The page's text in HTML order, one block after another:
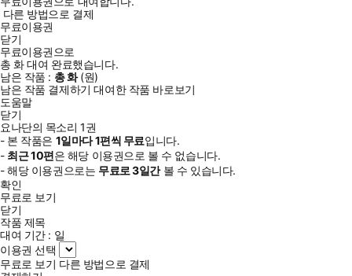
다른 방법으로 결제
무료이용권
닫기
무료이용권으로
총 화대여 완료했습니다.
남은 작품 : 총화(원)
남은 작품 결제하기 대여한 작품 바로보기
도움말
닫기
요나단의 목소리 1권
- 본 작품은 1일마다1편씩 무료입니다.
- 최근10편은 해당 이용권으로 볼 수 없습니다.
- 해당 이용권으로는 무료로3일간볼 수 있습니다.
확인
무료로 보기
닫기
작품 제목
대여 기간 : 일
이용권 선택
무료로 보기 다른 방법으로 결제